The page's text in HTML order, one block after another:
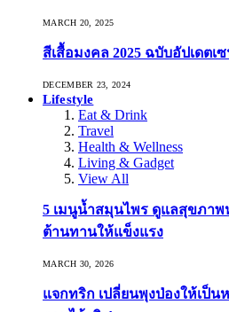
MARCH 20, 2025
สีเสื้อมงคล 2025 ฉบับอัปเดตเซ
DECEMBER 23, 2024
Lifestyle
Eat & Drink
Travel
Health & Wellness
Living & Gadget
View All
5 เมนูน้ำสมุนไพร ดูแลสุขภา
ต้านทานให้แข็งแรง
MARCH 30, 2026
แจกทริก เปลี่ยนพุงป่องให้เป็